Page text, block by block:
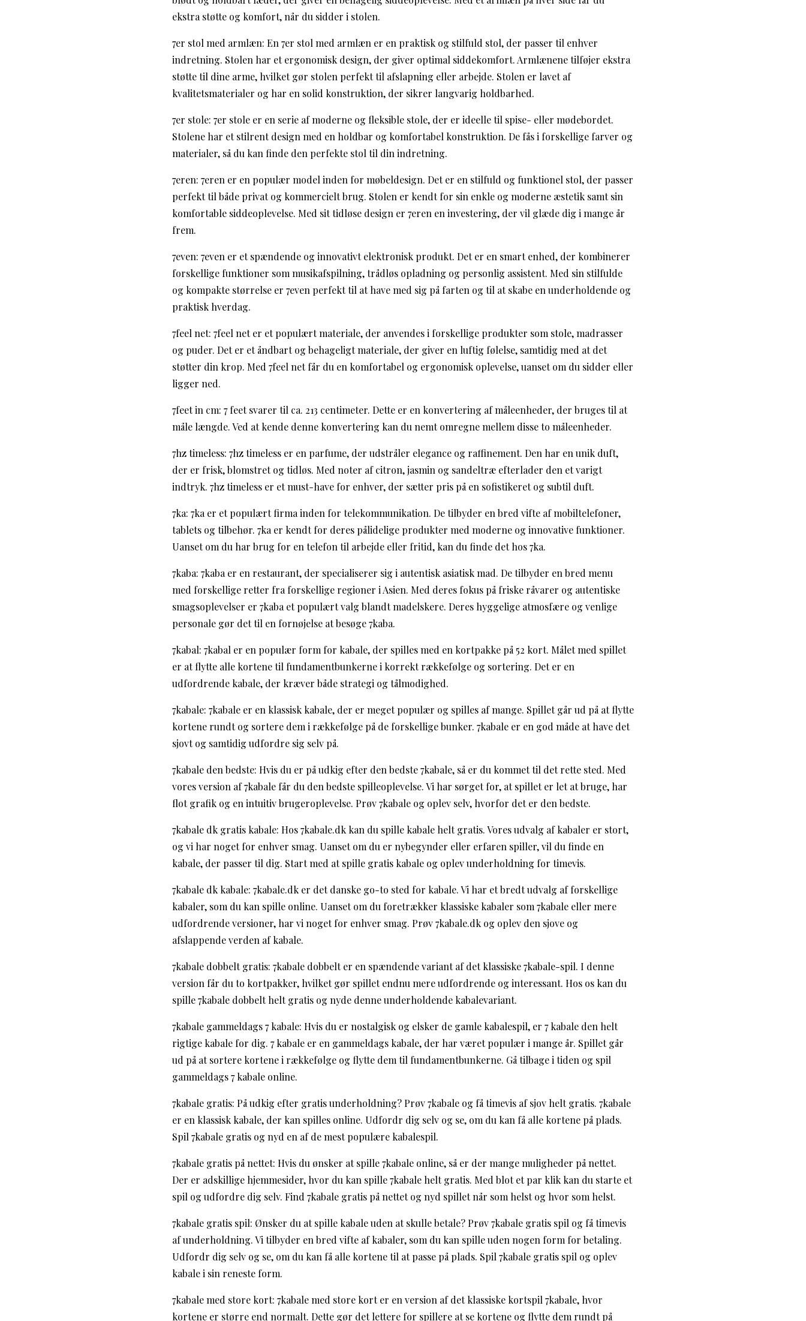
ekstra støtte og komfort, når du sidder i stolen.
7er stol med armlæn: En 7er stol med armlæn er en praktisk og stilfuld stol, der passer til enhver
indretning. Stolen har et ergonomisk design, der giver optimal siddekomfort. Armlænene tilføjer ekstra
støtte til dine arme, hvilket gør stolen perfekt til afslapning eller arbejde. Stolen er lavet af
kvalitetsmaterialer og har en solid konstruktion, der sikrer langvarig holdbarhed.
7er stole: 7er stole er en serie af moderne og fleksible stole, der er ideelle til spise- eller mødebordet.
Stolene har et stilrent design med en holdbar og komfortabel konstruktion. De fås i forskellige farver og
materialer, så du kan finde den perfekte stol til din indretning.
7eren: 7eren er en populær model inden for møbeldesign. Det er en stilfuld og funktionel stol, der passer
perfekt til både privat og kommercielt brug. Stolen er kendt for sin enkle og moderne æstetik samt sin
komfortable siddeoplevelse. Med sit tidløse design er 7eren en investering, der vil glæde dig i mange år
frem.
7even: 7even er et spændende og innovativt elektronisk produkt. Det er en smart enhed, der kombinerer
forskellige funktioner som musikafspilning, trådløs opladning og personlig assistent. Med sin stilfulde
og kompakte størrelse er 7even perfekt til at have med sig på farten og til at skabe en underholdende og
praktisk hverdag.
7feel net: 7feel net er et populært materiale, der anvendes i forskellige produkter som stole, madrasser
og puder. Det er et åndbart og behageligt materiale, der giver en luftig følelse, samtidig med at det
støtter din krop. Med 7feel net får du en komfortabel og ergonomisk oplevelse, uanset om du sidder eller
ligger ned.
7feet in cm: 7 feet svarer til ca. 213 centimeter. Dette er en konvertering af måleenheder, der bruges til at
måle længde. Ved at kende denne konvertering kan du nemt omregne mellem disse to måleenheder.
7hz timeless: 7hz timeless er en parfume, der udstråler elegance og raffinement. Den har en unik duft,
der er frisk, blomstret og tidløs. Med noter af citron, jasmin og sandeltræ efterlader den et varigt
indtryk. 7hz timeless er et must-have for enhver, der sætter pris på en sofistikeret og subtil duft.
7ka: 7ka er et populært firma inden for telekommunikation. De tilbyder en bred vifte af mobiltelefoner,
tablets og tilbehør. 7ka er kendt for deres pålidelige produkter med moderne og innovative funktioner.
Uanset om du har brug for en telefon til arbejde eller fritid, kan du finde det hos 7ka.
7kaba: 7kaba er en restaurant, der specialiserer sig i autentisk asiatisk mad. De tilbyder en bred menu
med forskellige retter fra forskellige regioner i Asien. Med deres fokus på friske råvarer og autentiske
smagsoplevelser er 7kaba et populært valg blandt madelskere. Deres hyggelige atmosfære og venlige
personale gør det til en fornøjelse at besøge 7kaba.
7kabal: 7kabal er en populær form for kabale, der spilles med en kortpakke på 52 kort. Målet med spillet
er at flytte alle kortene til fundamentbunkerne i korrekt rækkefølge og sortering. Det er en
udfordrende kabale, der kræver både strategi og tålmodighed.
7kabale: 7kabale er en klassisk kabale, der er meget populær og spilles af mange. Spillet går ud på at flytte
kortene rundt og sortere dem i rækkefølge på de forskellige bunker. 7kabale er en god måde at have det
sjovt og samtidig udfordre sig selv på.
7kabale den bedste: Hvis du er på udkig efter den bedste 7kabale, så er du kommet til det rette sted. Med
vores version af 7kabale får du den bedste spilleoplevelse. Vi har sørget for, at spillet er let at bruge, har
flot grafik og en intuitiv brugeroplevelse. Prøv 7kabale og oplev selv, hvorfor det er den bedste.
7kabale dk gratis kabale: Hos 7kabale.dk kan du spille kabale helt gratis. Vores udvalg af kabaler er stort,
og vi har noget for enhver smag. Uanset om du er nybegynder eller erfaren spiller, vil du finde en
kabale, der passer til dig. Start med at spille gratis kabale og oplev underholdning for timevis.
7kabale dk kabale: 7kabale.dk er det danske go-to sted for kabale. Vi har et bredt udvalg af forskellige
kabaler, som du kan spille online. Uanset om du foretrækker klassiske kabaler som 7kabale eller mere
udfordrende versioner, har vi noget for enhver smag. Prøv 7kabale.dk og oplev den sjove og
afslappende verden af kabale.
7kabale dobbelt gratis: 7kabale dobbelt er en spændende variant af det klassiske 7kabale-spil. I denne
version får du to kortpakker, hvilket gør spillet endnu mere udfordrende og interessant. Hos os kan du
spille 7kabale dobbelt helt gratis og nyde denne underholdende kabalevariant.
7kabale gammeldags 7 kabale: Hvis du er nostalgisk og elsker de gamle kabalespil, er 7 kabale den helt
rigtige kabale for dig. 7 kabale er en gammeldags kabale, der har været populær i mange år. Spillet går
ud på at sortere kortene i rækkefølge og flytte dem til fundamentbunkerne. Gå tilbage i tiden og spil
gammeldags 7 kabale online.
7kabale gratis: På udkig efter gratis underholdning? Prøv 7kabale og få timevis af sjov helt gratis. 7kabale
er en klassisk kabale, der kan spilles online. Udfordr dig selv og se, om du kan få alle kortene på plads.
Spil 7kabale gratis og nyd en af de mest populære kabalespil.
7kabale gratis på nettet: Hvis du ønsker at spille 7kabale online, så er der mange muligheder på nettet.
Der er adskillige hjemmesider, hvor du kan spille 7kabale helt gratis. Med blot et par klik kan du starte et
spil og udfordre dig selv. Find 7kabale gratis på nettet og nyd spillet når som helst og hvor som helst.
7kabale gratis spil: Ønsker du at spille kabale uden at skulle betale? Prøv 7kabale gratis spil og få timevis
af underholdning. Vi tilbyder en bred vifte af kabaler, som du kan spille uden nogen form for betaling.
Udfordr dig selv og se, om du kan få alle kortene til at passe på plads. Spil 7kabale gratis spil og oplev
kabale i sin reneste form.
7kabale med store kort: 7kabale med store kort er en version af det klassiske kortspil 7kabale, hvor
kortene er større end normalt. Dette gør det lettere for spillere at se kortene og flytte dem rundt på